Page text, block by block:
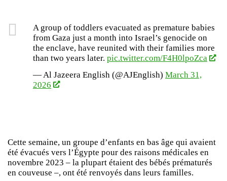
A group of toddlers evacuated as premature babies
from Gaza just a month into Israel’s genocide on
the enclave, have reunited with their families more
than two years later. pic.twitter.com/F4H0lpoZca
— Al Jazeera English (@AJEnglish) March 31,
2026
Cette semaine, un groupe d’enfants en bas âge qui avaient
été évacués vers l’Égypte pour des raisons médicales en
novembre 2023 – la plupart étaient des bébés prématurés
en couveuse –, ont été renvoyés dans leurs familles.